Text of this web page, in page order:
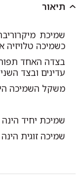
תיאור
שמיכת
כשמיכה טלויזיה
בצדה האחד
עדינים ובצד
משקל השמיכה הינו 450 גרם
שמיכת יחיד הינה בגודל
שמיכה זוגית הינה בגודל